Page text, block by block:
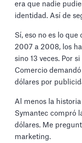
era que nadie
identidad. Así de
Sí, eso no es lo
2007 a 2008, los
sino 13 veces. Por
Comercio
dólares por
Al menos la
Symantec compró
dólares. Me
marketing.